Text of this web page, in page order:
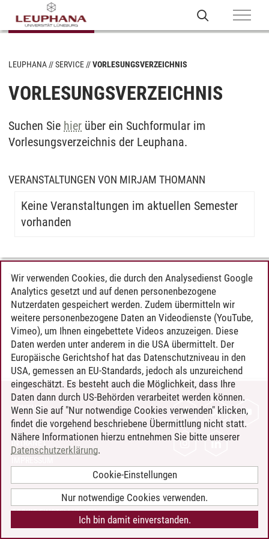
LEUPHANA SERVICE VORLESUNGSVERZEICHNIS
VORLESUNGSVERZEICHNIS
Suchen Sie hier über ein Suchformular im
Vorlesungsverzeichnis der Leuphana.
VERANSTALTUNGEN VON MIRJAM THOMANN
Keine Veranstaltungen im aktuellen Semester
vorhanden
Timo Leder/30.06.2024
KONTAKT
LEUPHANA ALS ARBEITGEBER
INTRANET
BARRIEREFREIHEIT
COOKIE-EINSTELLUNGEN
Wir verwenden Cookies, die durch den Analysedienst Google
Analytics gesetzt und auf denen personenbezogene
Nutzerdaten gespeichert werden. Zudem übermitteln wir
weitere personenbezogene Daten an Videodienste (YouTube,
Vimeo), um Ihnen eingebettete Videos anzuzeigen. Diese
Daten werden unter anderem in die USA übermittelt. Der
Europäische Gerichtshof hat das Datenschutzniveau in den
USA, gemessen an EU-Standards, jedoch als unzureichend
eingeschätzt. Es besteht auch die Möglichkeit, dass Ihre
Daten dann durch US-Behörden verarbeitet werden können.
Wenn Sie auf "Nur notwendige Cookies verwenden" klicken,
findet die vorgehend beschriebene Übermittlung nicht statt.
Nähere Informationen hierzu entnehmen Sie bitte unserer
Datenschutzerklärung.
Cookie-Einstellungen
Nur notwendige Cookies verwenden.
Ich bin damit einverstanden.